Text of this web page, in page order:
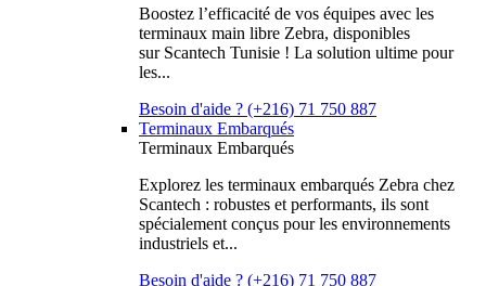
Boostez l’efficacité de vos équipes avec les
terminaux main libre Zebra, disponibles
sur Scantech Tunisie ! La solution ultime pour
les...
Besoin d'aide ? (+216) 71 750 887
Terminaux Embarqués
Terminaux Embarqués
Explorez les terminaux embarqués Zebra chez
Scantech : robustes et performants, ils sont
spécialement conçus pour les environnements
industriels et...
Besoin d'aide ? (+216) 71 750 887